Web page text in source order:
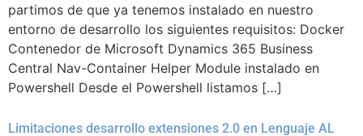
partimos de que ya tenemos instalado en nuestro
entorno de desarrollo los siguientes requisitos: Docker
Contenedor de Microsoft Dynamics 365 Business
Central Nav-Container Helper Module instalado en
Powershell Desde el Powershell listamos […]
Limitaciones desarrollo extensiones 2.0 en Lenguaje AL